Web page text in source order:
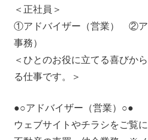
＜正社員＞
①アドバイザー（営業） ②ア
事務）
＜ひとのお役に立てる喜びか
る仕事です。＞
●○アドバイザー（営業）○●
ウェブサイトやチラシをご覧